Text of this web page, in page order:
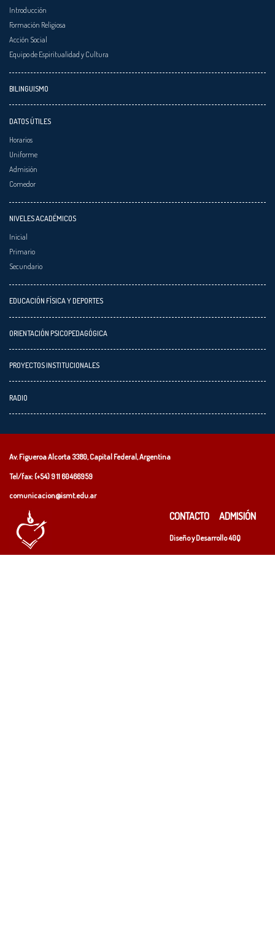
Introducción
Formación Religiosa
Acción Social
Equipo de Espiritualidad y Cultura
BILINGUISMO
DATOS ÚTILES
Horarios
Uniforme
Admisión
Comedor
NIVELES ACADÉMICOS
Inicial
Primario
Secundario
EDUCACIÓN FÍSICA Y DEPORTES
ORIENTACIÓN PSICOPEDAGÓGICA
PROYECTOS INSTITUCIONALES
RADIO
Av. Figueroa Alcorta 3380, Capital Federal, Argentina
Tel/fax: (+54)9 11 60466959
comunicacion@ismt.edu.ar
CONTACTO ADMISIÓN
Diseño y Desarrollo40Q